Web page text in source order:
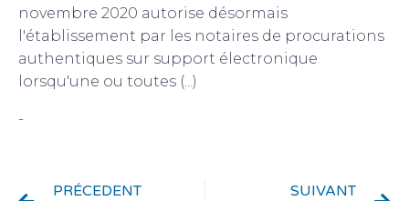
novembre 2020 autorise désormais
l'établissement par les notaires de procurations
authentiques sur support électronique
lorsqu'une ou toutes (...)
-
PRÉCEDENT SUIVANT